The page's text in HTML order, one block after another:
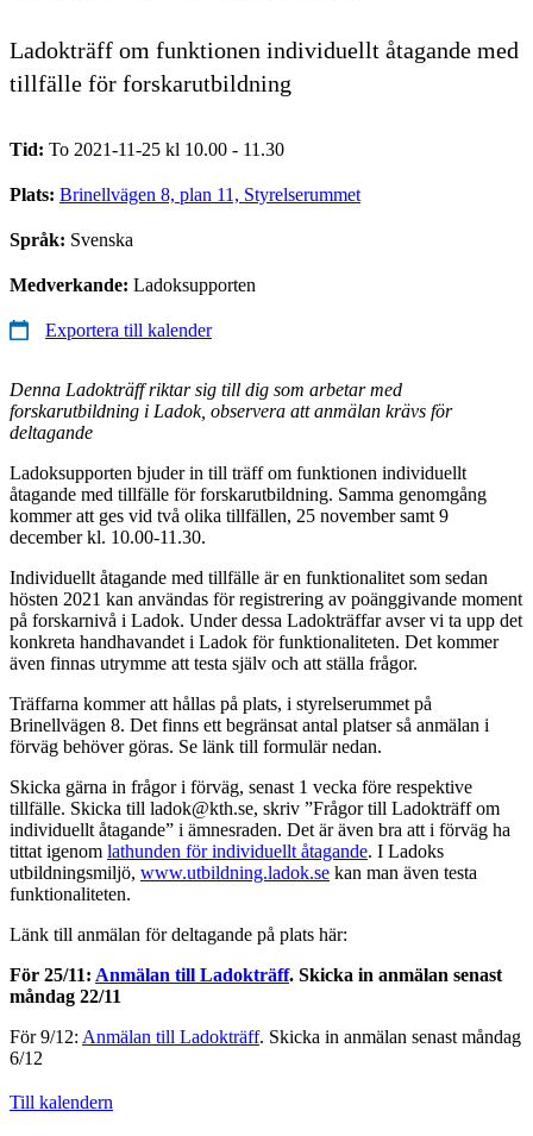
Ladokträff om funktionen individuellt åtagande med
tillfälle för forskarutbildning
Tid: To 2021-11-25 kl 10.00 - 11.30
Plats: Brinellvägen 8, plan 11, Styrelserummet
Språk: Svenska
Medverkande: Ladoksupporten
Exportera till kalender
Denna Ladokträff riktar sig till dig som arbetar med
forskarutbildning i Ladok, observera att anmälan krävs för
deltagande
Ladoksupporten bjuder in till träff om funktionen individuellt
åtagande med tillfälle för forskarutbildning. Samma genomgång
kommer att ges vid två olika tillfällen, 25 november samt 9
december kl. 10.00-11.30.
Individuellt åtagande med tillfälle är en funktionalitet som sedan
hösten 2021 kan användas för registrering av poänggivande moment
på forskarnivå i Ladok. Under dessa Ladokträffar avser vi ta upp det
konkreta handhavandet i Ladok för funktionaliteten. Det kommer
även finnas utrymme att testa själv och att ställa frågor.
Träffarna kommer att hållas på plats, i styrelserummet på
Brinellvägen 8. Det finns ett begränsat antal platser så anmälan i
förväg behöver göras. Se länk till formulär nedan.
Skicka gärna in frågor i förväg, senast 1 vecka före respektive
tillfälle. Skicka till ladok@kth.se, skriv ”Frågor till Ladokträff om
individuellt åtagande” i ämnesraden. Det är även bra att i förväg ha
tittat igenom lathunden för individuellt åtagande. I Ladoks
utbildningsmiljö, www.utbildning.ladok.se kan man även testa
funktionaliteten.
Länk till anmälan för deltagande på plats här:
För 25/11: Anmälan till Ladokträff. Skicka in anmälan senast
måndag 22/11
För 9/12: Anmälan till Ladokträff. Skicka in anmälan senast måndag
6/12
Till kalendern